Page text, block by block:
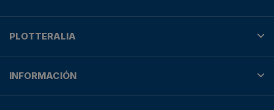
PLOTTERALIA
INFORMACIÓN